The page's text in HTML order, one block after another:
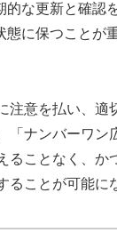
的な更新と確認
態に保つことが
注意を払い、適
「ナンバーワン
ることなく、か
ることが可能に